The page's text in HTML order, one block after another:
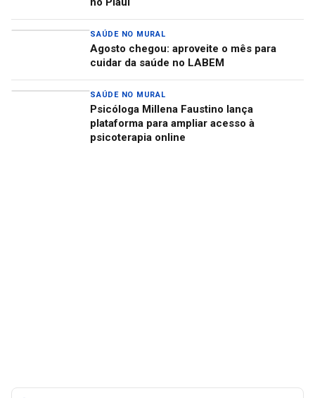
SAÚDE NO MURAL
Agosto chegou: aproveite o mês para
cuidar da saúde no LABEM
SAÚDE NO MURAL
Psicóloga Millena Faustino lança
plataforma para ampliar acesso à
psicoterapia online